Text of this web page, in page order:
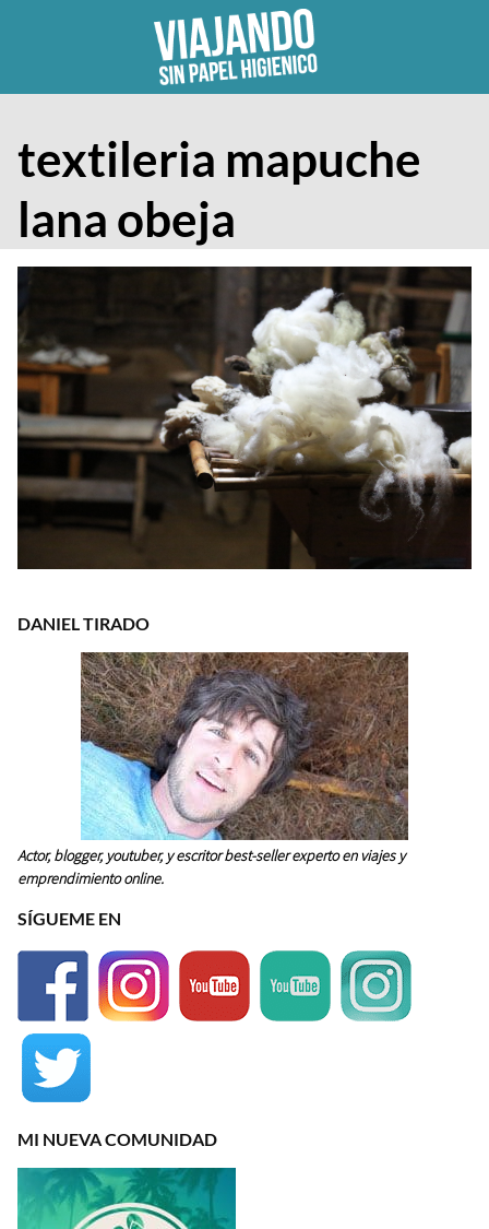
textileria mapuche
lana obeja
DANIEL TIRADO
Actor, blogger, youtuber, y escritor best-seller experto en viajes y
emprendimiento online.
SÍGUEME EN
MI NUEVA COMUNIDAD